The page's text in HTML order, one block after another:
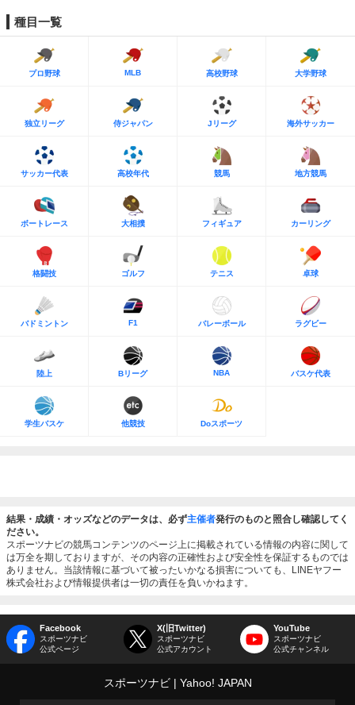
種目一覧
プロ野球 MLB 高校野球 大学野球
独立リーグ 侍ジャパン Jリーグ 海外サッカー
サッカー代表 高校年代 競馬 地方競馬
ボートレース 大相撲 フィギュア カーリング
格闘技 ゴルフ テニス 卓球
バドミントン F1 バレーボール ラグビー
陸上 Bリーグ NBA バスケ代表
学生バスケ 他競技 Doスポーツ
結果・成績・オッズなどのデータは、必ず主催者発行のものと照合し確認してく
ださい。
スポーツナビの競馬コンテンツのページ上に掲載されている情報の内容に関して
は万全を期しておりますが、その内容の正確性および安全性を保証するものでは
ありません。当該情報に基づいて被ったいかなる損害についても、LINEヤフー
株式会社および情報提供者は一切の責任を負いかねます。
Facebook
スポーツナビ
公式ページ
X(旧Twitter)
スポーツナビ
公式アカウント
YouTube
スポーツナビ
公式チャンネル
スポーツナビ Yahoo! JAPAN